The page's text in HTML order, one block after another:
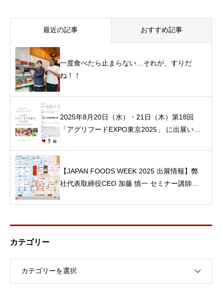
最近の記事 おすすめ記事
一度食べたら止まらない…それが、すりだ
ね！！
2025年8月20日（水）・21日（木）第18回
「アグリフードEXPO東京2025」 に出展いた
【JAPAN FOODS WEEK 2025 出展情報】弊
社代表取締役CEO 加藤 慎一 セミナー講師と
カテゴリー